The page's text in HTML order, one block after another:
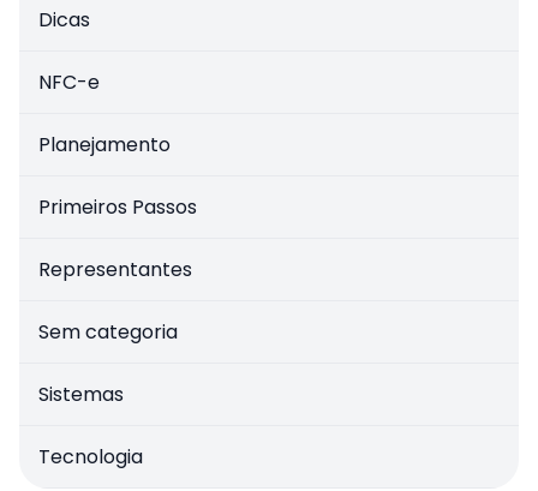
Dicas
NFC-e
Planejamento
Primeiros Passos
Representantes
Sem categoria
Sistemas
Tecnologia